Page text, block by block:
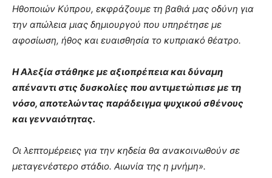
Ηθοποιών Κύπρου, εκφράζουμε τη βαθιά μας οδύνη για
την απώλεια μιας δημιουργού που υπηρέτησε με
αφοσίωση, ήθος και ευαισθησία το κυπριακό θέατρο.
Η Αλεξία στάθηκε με αξιοπρέπεια και δύναμη
απέναντι στις δυσκολίες που αντιμετώπισε με τη
νόσο, αποτελώντας παράδειγμα ψυχικού σθένους
και γενναιότητας.
Οι λεπτομέρειες για την κηδεία θα ανακοινωθούν σε
μεταγενέστερο στάδιο. Αιωνία της η μνήμη».